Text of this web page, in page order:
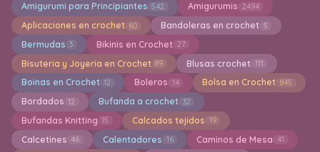
Amigurumi para Principiantes 542 Amigurumis 2494
Aplicaciones en crochet 60 Bandoleras en crochet 5
Bermudas 3 Bikinis en Crochet 27
Bisuteria y Joyeria en Crochet 89 Blusas crochet 111
Boinas en Crochet 12 Boleros 14 Bolsa en Crochet 845
Bordados 12 Bufanda a crochet 32
Bufandas Knitting 15 Calcados tejidos 19
Calcetines 46 Calentadores 16 Caminos de Mesa 41